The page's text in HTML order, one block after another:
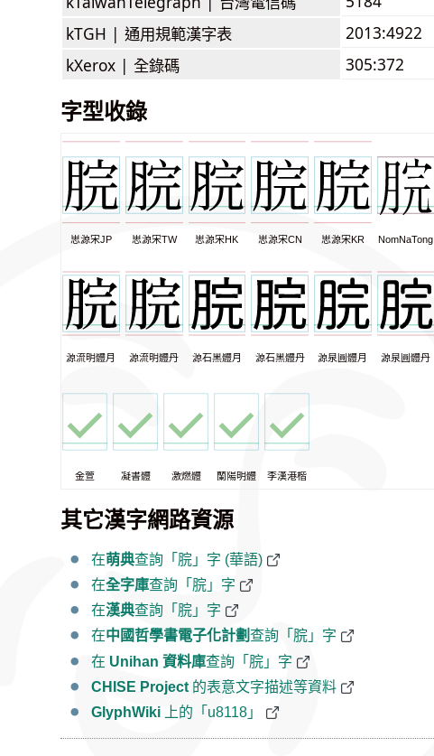
kTGH | 通用規範漢字表
2013:4922
kXerox | 全錄碼 305:372
字型收錄
思源宋JP 思源宋TW 思源宋HK 思源宋CN 思源宋KR NomNaTong
源流明體月 源流明體丹 源石黑體月 源石黑體丹 源泉圓體月 源泉圓體丹
金萱 凝書體 激燃體 蘭陽明體 李漢港楷
其它漢字網路資源
在萌典查詢「脘」字 (華語)
在全字庫查詢「脘」字
在漢典查詢「脘」字
在中國哲學書電子化計劃 查詢「脘」字
在 Unihan 資料庫查詢「脘」字
CHISE Project 的表意文字描述等資料
GlyphWiki 上的「u8118」